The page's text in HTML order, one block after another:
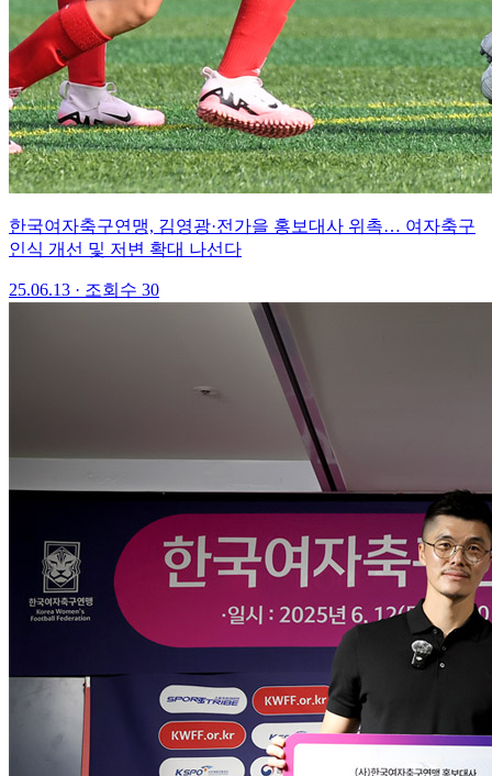
한국여자축구연맹, 김영광·전가을 홍보대사 위촉… 여자축구
인식 개선 및 저변 확대 나선다
25.06.13 · 조회수 30